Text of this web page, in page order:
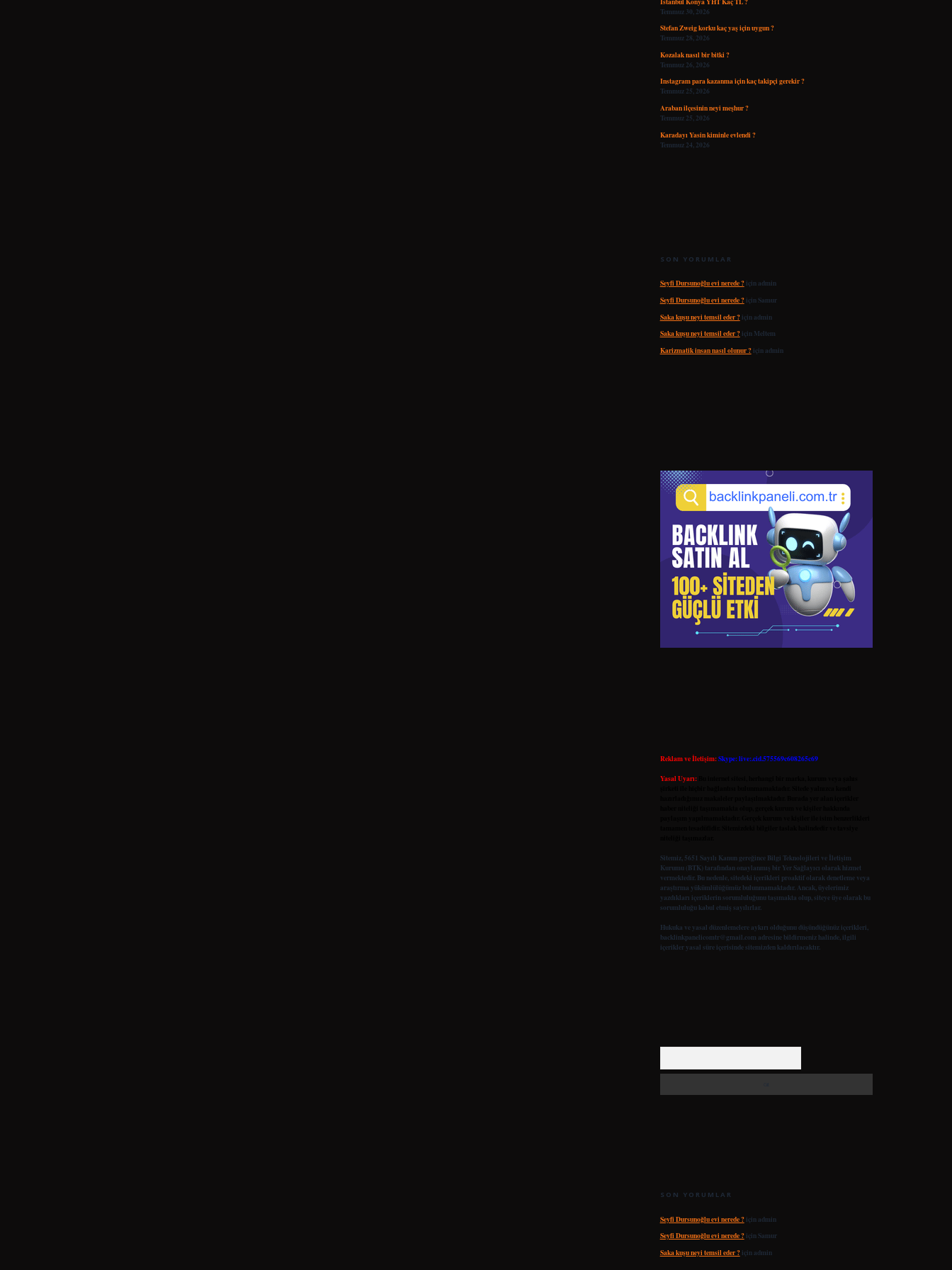
Temmuz 30, 2026
Stefan Zweig korku kaç yaş için uygun ?
Temmuz 28, 2026
Kozalak nasıl bir bitki ?
Temmuz 26, 2026
Instagram para kazanma için kaç takipçi gerekir ?
Temmuz 25, 2026
Araban ilçesinin neyi meşhur ?
Temmuz 25, 2026
Karadayı Yasin kiminle evlendi ?
Temmuz 24, 2026
SON YORUMLAR
Seyfi Dursunoğlu evi nerede ?içinadmin
Seyfi Dursunoğlu evi nerede ?içinSamur
Saka kuşu neyi temsil eder ?içinadmin
Saka kuşu neyi temsil eder ?için Meltem
Karizmatik insan nasıl olunur ?içinadmin
Reklam ve İletişim:Skype: live:.cid.575569c608265c69
Yasal Uyarı:
Sitemiz, 5651 Sayılı Kanun gereğince Bilgi Teknolojileri ve İletişim
Kurumu (BTK) tarafından onaylanmış bir Yer Sağlayıcı olarak hizmet
vermektedir. Bu nedenle, sitedeki içerikleri proaktif olarak denetleme veya
araştırma yükümlülüğümüz bulunmamaktadır. Ancak, üyelerimiz
yazdıkları içeriklerin sorumluluğunu taşımakta olup, siteye üye olarak bu
sorumluluğu kabul etmiş sayılırlar.
Hukuka ve yasal düzenlemelere aykırı olduğunu düşündüğünüz içerikleri,
backlinkpanelicomtr@gmail.com adresine bildirmeniz halinde, ilgili
içerikler yasal süre içerisinde sitemizden kaldırılacaktır.
SON YORUMLAR
Seyfi Dursunoğlu evi nerede ?içinadmin
Seyfi Dursunoğlu evi nerede ?içinSamur
Saka kuşu neyi temsil eder ?içinadmin